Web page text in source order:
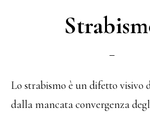
Lo strabismo è un difetto visivo
dalla mancata convergenza